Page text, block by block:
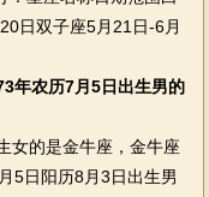
日双子座5月21日-6月
年农历7月5日出生男的
的是金牛座，金牛座
5日阳历8月3日出生男